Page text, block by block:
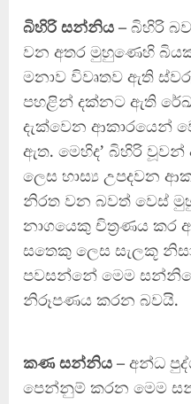
බිහිරි සන්නිය – බිහිරි
වන අතර මුහුණෙහි
මනාව විවෘතව ඇති
පහළින් දක්නට ඇති
දැක්වෙන ආකාරයෙන්
ඇත. මෙහිද’ බිහිරි වූවන්
ලෙස හාස්‍ය උපදවන
නිරත වන බවත් වෙස්
නාගයෙකු චිත්‍රණය කර
සතෙකු ලෙස සැලකූ
පවසන්නේ මෙම
නිරූපණය කරන බවයි.
කණ සන්නිය – අන්ධ
පෙන්නුම් කරන මෙම